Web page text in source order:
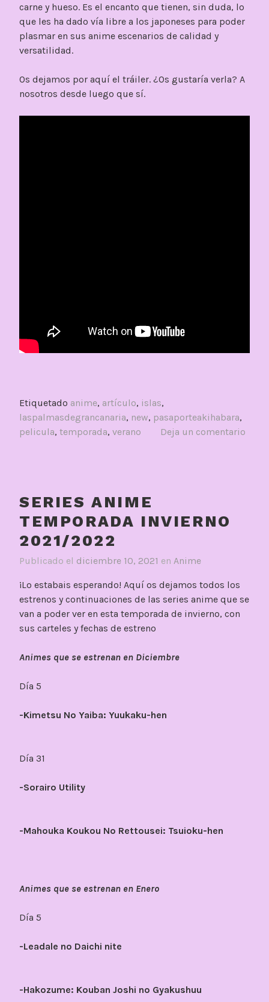
carne y hueso. Es el encanto que tienen, sin duda, lo
que les ha dado vía libre a los japoneses para poder
plasmar en sus anime escenarios de calidad y
versatilidad.
Os dejamos por aquí el tráiler. ¿Os gustaría verla? A
nosotros desde luego que sí.
Etiquetado anime, artículo, islas,
laspalmasdegrancanaria, new, pasaporteakihabara,
pelicula, temporada, verano Deja un comentario
SERIES ANIME
TEMPORADA INVIERNO
2021/2022
Publicado el diciembre 10, 2021 en Anime
¡Lo estabais esperando! Aquí os dejamos todos los
estrenos y continuaciones de las series anime que se
van a poder ver en esta temporada de invierno, con
sus carteles y fechas de estreno
Animes que se estrenan en Diciembre
Día 5
-Kimetsu No Yaiba: Yuukaku-hen
Día 31
-Sorairo Utility
-Mahouka Koukou No Rettousei: Tsuioku-hen
Animes que se estrenan en Enero
Día 5
-Leadale no Daichi nite
-Hakozume: Kouban Joshi no Gyakushuu